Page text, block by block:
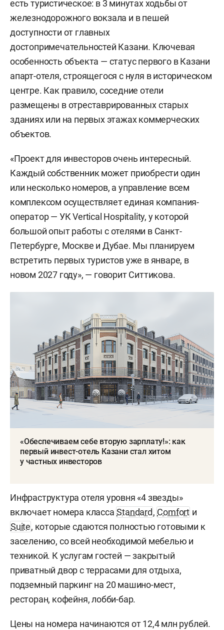
есть туристическое: в 3 минутах ходьбы от
железнодорожного вокзала и в пешей
доступности от главных
достопримечательностей Казани. Ключевая
особенность объекта — статус первого в Казани
апарт-отеля, строящегося с нуля в историческом
центре. Как правило, соседние отели
размещены в отреставрированных старых
зданиях или на первых этажах коммерческих
объектов.
«Проект для инвесторов очень интересный.
Каждый собственник может приобрести один
или несколько номеров, а управление всем
комплексом осуществляет единая компания-
оператор — УК Vertical Hospitality, у которой
большой опыт работы с отелями в Санкт-
Петербурге, Москве и Дубае. Мы планируем
встретить первых туристов уже в январе, в
новом 2027 году», — говорит Ситтикова.
«Обеспечиваем себе вторую зарплату!»: как
первый инвест-отель Казани стал хитом
у частных инвесторов
Инфраструктура отеля уровня «4 звезды»
включает номера класса Standard, Comfort и
Suite, которые сдаются полностью готовыми к
заселению, со всей необходимой мебелью и
техникой. К услугам гостей — закрытый
приватный двор с террасами для отдыха,
подземный паркинг на 20 машино-мест,
ресторан, кофейня, лобби-бар.
Цены на номера начинаются от 12,4 млн рублей.